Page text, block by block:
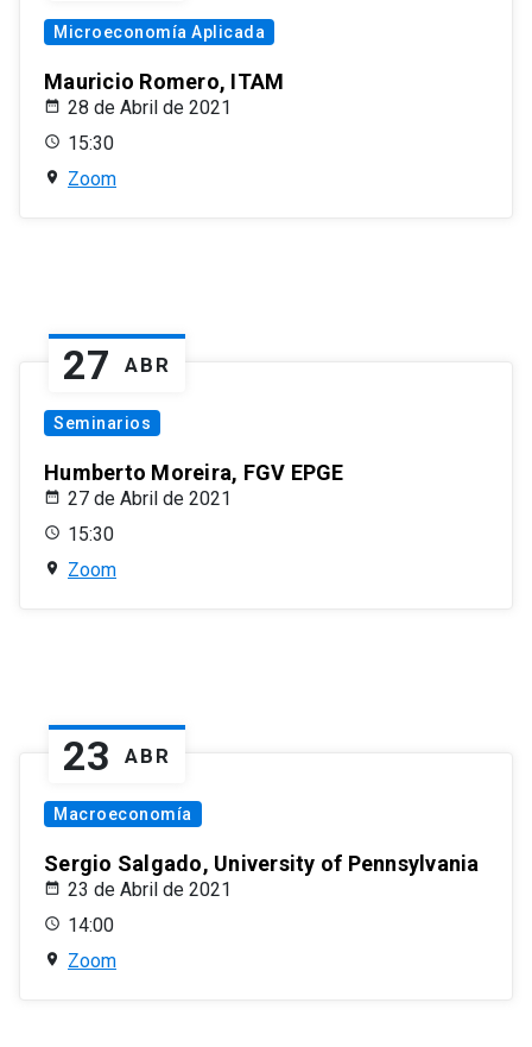
Microeconomía Aplicada
Mauricio Romero, ITAM
28 de Abril de 2021
15:30
Zoom
27 ABR
Seminarios
Humberto Moreira, FGV EPGE
27 de Abril de 2021
15:30
Zoom
23 ABR
Macroeconomía
Sergio Salgado, University of Pennsylvania
23 de Abril de 2021
14:00
Zoom